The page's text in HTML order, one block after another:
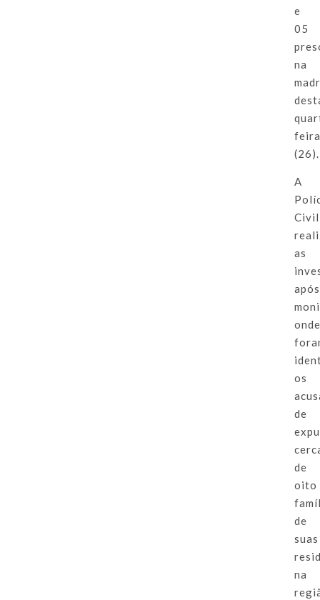
e
05
na
(26).
A
Civil
as
após
os
de
de
oito
de
suas
na